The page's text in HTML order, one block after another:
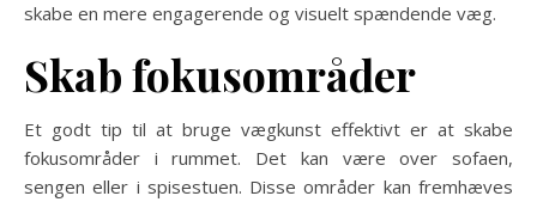
skabe en mere engagerende og visuelt spændende væg.
Skab fokusområder
Et godt tip til at bruge vægkunst effektivt er at skabe
fokusområder i rummet. Det kan være over sofaen,
sengen eller i spisestuen. Disse områder kan fremhæves